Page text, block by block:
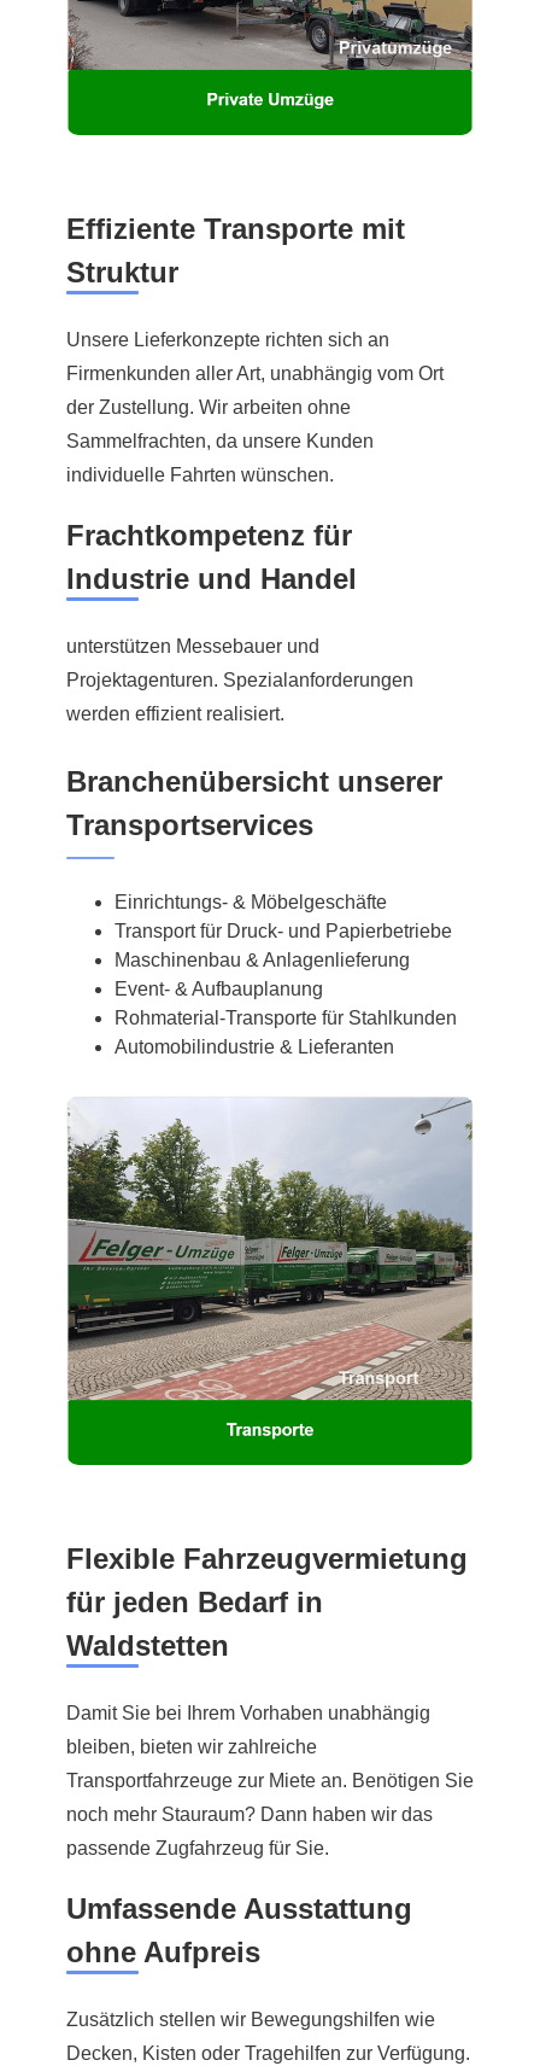
Effiziente Transporte mit
Struktur
Unsere Lieferkonzepte richten sich an
Firmenkunden aller Art, unabhängig vom Ort
der Zustellung. Wir arbeiten ohne
Sammelfrachten, da unsere Kunden
individuelle Fahrten wünschen.
Frachtkompetenz für
Industrie und Handel
unterstützen Messebauer und
Projektagenturen. Spezialanforderungen
werden effizient realisiert.
Branchenübersicht unserer
Transportservices
Einrichtungs- & Möbelgeschäfte
Transport für Druck- und Papierbetriebe
Maschinenbau & Anlagenlieferung
Event- & Aufbauplanung
Rohmaterial-Transporte für Stahlkunden
Automobilindustrie & Lieferanten
Flexible Fahrzeugvermietung
für jeden Bedarf in
Waldstetten
Damit Sie bei Ihrem Vorhaben unabhängig
bleiben, bieten wir zahlreiche
Transportfahrzeuge zur Miete an. Benötigen Sie
noch mehr Stauraum? Dann haben wir das
passende Zugfahrzeug für Sie.
Umfassende Ausstattung
ohne Aufpreis
Zusätzlich stellen wir Bewegungshilfen wie
Decken, Kisten oder Tragehilfen zur Verfügung.